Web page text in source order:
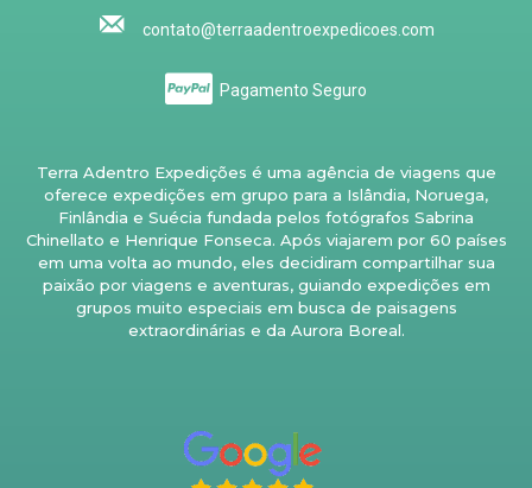
contato@terraadentroexpedicoes.com
Pagamento Seguro
Terra Adentro Expedições é uma agência de viagens que
oferece expedições em grupo para a Islândia, Noruega,
Finlândia e Suécia fundada pelos fotógrafos Sabrina
Chinellato e Henrique Fonseca. Após viajarem por 60 países
em uma volta ao mundo, eles decidiram compartilhar sua
paixão por viagens e aventuras, guiando expedições em
grupos muito especiais em busca de paisagens
extraordinárias e da Aurora Boreal.